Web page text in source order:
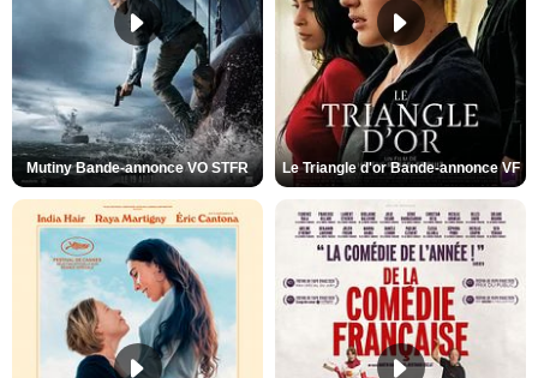
Mutiny Bande-annonce VO STFR Le Triangle d'or Bande-annonce VF